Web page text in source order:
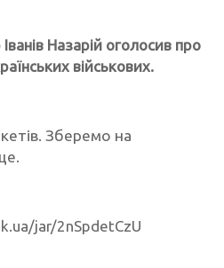
Назарій оголосив про
військових.
Зберемо на
jar/2nSpdetCzU